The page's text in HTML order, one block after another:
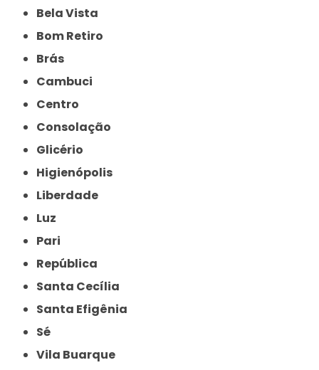
Bela Vista
Bom Retiro
Brás
Cambuci
Centro
Consolação
Glicério
Higienópolis
Liberdade
Luz
Pari
República
Santa Cecília
Santa Efigênia
Sé
Vila Buarque